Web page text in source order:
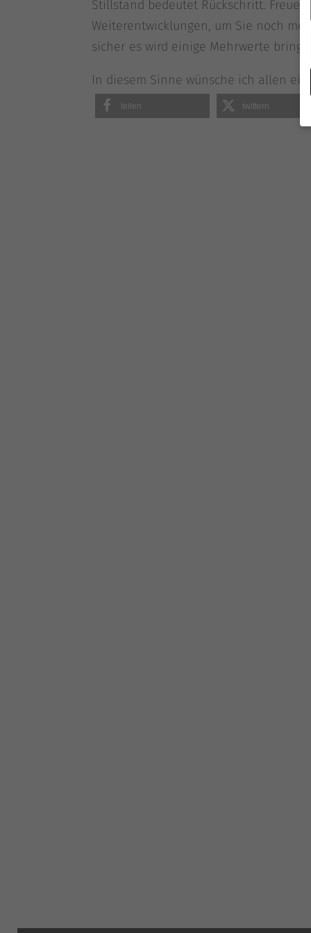
Still­stand bedeu­tet Rück­schritt.
Wei­ter­ent­wick­lun­gen, um Sie noch
sicher es wird eini­ge Mehr­wer­te
In die­sem Sin­ne wün­sche ich allen ein
tei­len twit­tern